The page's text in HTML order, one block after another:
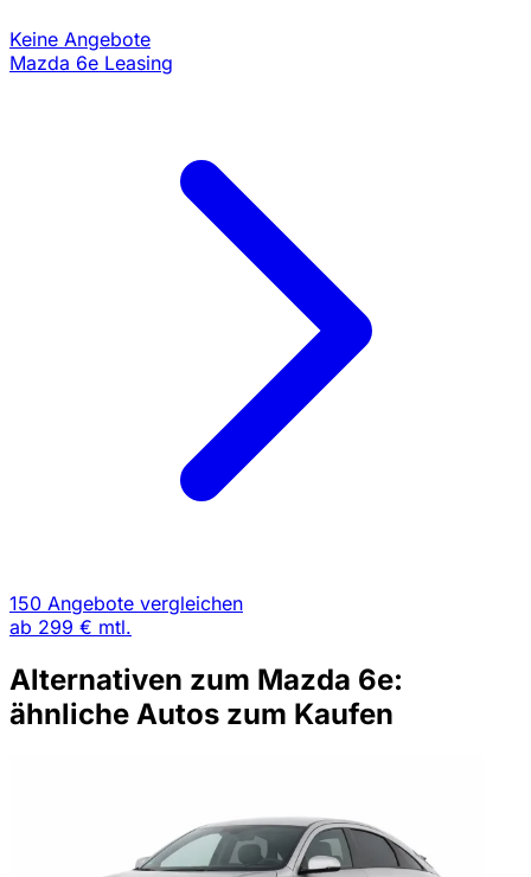
Keine Angebote
Mazda 6e Leasing
150 Angebote vergleichen
ab 299 € mtl.
Alternativen zum Mazda 6e:
ähnliche Autos zum Kaufen